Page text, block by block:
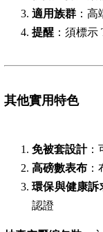
適用族群 ：
提醒 ：須標
其他實用特色
免被套設計：
高磅數表布
環保與健康訴
認證